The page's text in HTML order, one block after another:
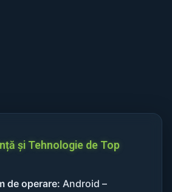
și Tehnologie de Top
de operare: Android –